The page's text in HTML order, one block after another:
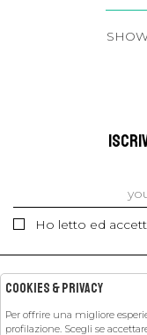
Ho letto ed
Cookies & Privacy
Per offrire una migliore
profilazione. Scegli se